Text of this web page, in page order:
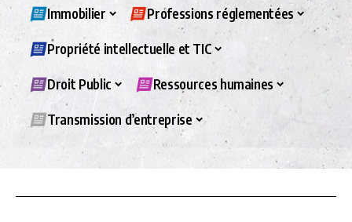
Immobilier Professions réglementées
Propriété intellectuelle et TIC
Droit Public Ressources humaines
Transmission d’entreprise